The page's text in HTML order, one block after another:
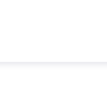
mymarketing.de/